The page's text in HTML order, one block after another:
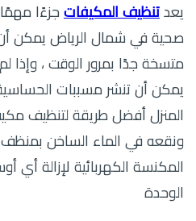
يعد تنظيف المكيفات جزءًا
صحية في شمال الرياض يمكن
متسخة جدًا بمرور الوقت ، وإذا لم
يمكن أن تنشر مسببات
المنزل أفضل طريقة لتنظيف
ونقعه في الماء الساخن
المكنسة الكهربائية لإزالة أي
الوحدة